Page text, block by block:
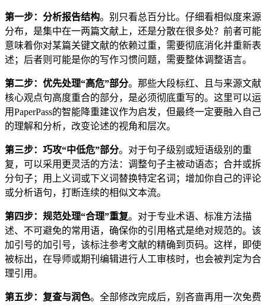
第一步：分析报告结构。别只看总百分比。仔细看相似度来源
分布，是集中在一两篇文献上，还是分散在很多处？前者可能
意味着你对某篇关键文献的依赖过重，需要彻底消化并重新表
述；后者则可能是你的写作习惯问题，需要整体调整语言。
第二步：优先处理“高危”部分。那些大段标红、且与来源文献
核心观点句高度重合的部分，是必须彻底重写的。这里可以运
用PaperPass的智能降重建议作为启发，但最终一定要融入自己
的理解和分析，改变论述的视角和层次。
第三步：巧攻“中低危”部分。对于句子级别或短语级别的重
复，可以采用更灵活的方法：调整句子主被动语态；合并或拆
分句子；用上义词或下义词替换特定名词；增加你自己的评论
或分析语句，打断连续的相似文本流。
第四步：规范处理“合理”重复。对于专业术语、标准方法描
述、不可避免的常用语，确保你的引用格式是绝对规范的。该
加引号的加引号，该标注参考文献的精确到页码。这样，即使
被标出，在导师或期刊编辑进行人工审核时，也会被判定为合
理引用。
第五步：复查与润色。全部修改完成后，别吝啬再用一次免费